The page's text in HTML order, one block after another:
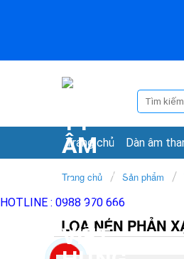
Tìm
kiếm:
Trang chủ Dàn âm
Trang chủ / Sản phẩm /
HOTLINE : 0988 970 666
LOA NÉN PHẢN